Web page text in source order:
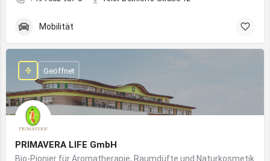
Mobilität
PRIMAVERA LIFE GmbH
Bio-Pionier für Aromatherapie, Raumdüfte und Naturkosmetik
Geöffnet